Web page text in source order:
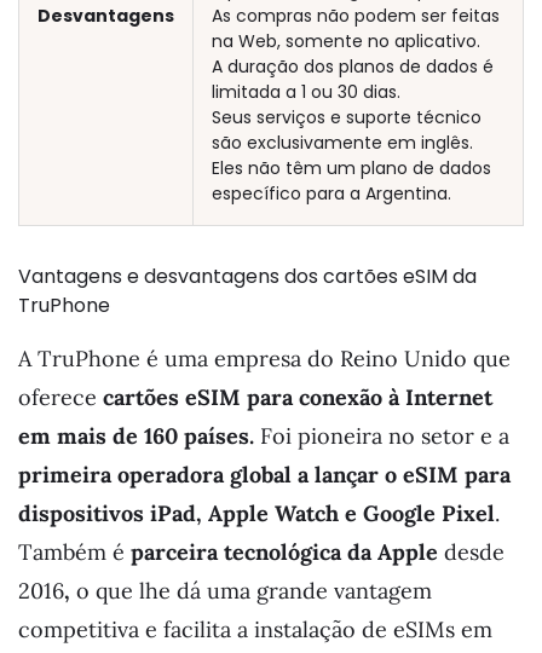
Desvantagens
As compras não podem ser feitas
na Web, somente no aplicativo.
A duração dos planos de dados é
limitada a 1 ou 30 dias.
Seus serviços e suporte técnico
são exclusivamente em inglês.
Eles não têm um plano de dados
específico para a Argentina.
Vantagens e desvantagens dos cartões eSIM da
TruPhone
A TruPhone é uma empresa do Reino Unido que
oferece cartões eSIM para conexão à Internet
em mais de 160 países. Foi pioneira no setor e a
primeira operadora global a lançar o eSIM para
dispositivos iPad, Apple Watch e Google Pixel.
Também é parceira tecnológica da Apple desde
2016, o que lhe dá uma grande vantagem
competitiva e facilita a instalação de eSIMs em